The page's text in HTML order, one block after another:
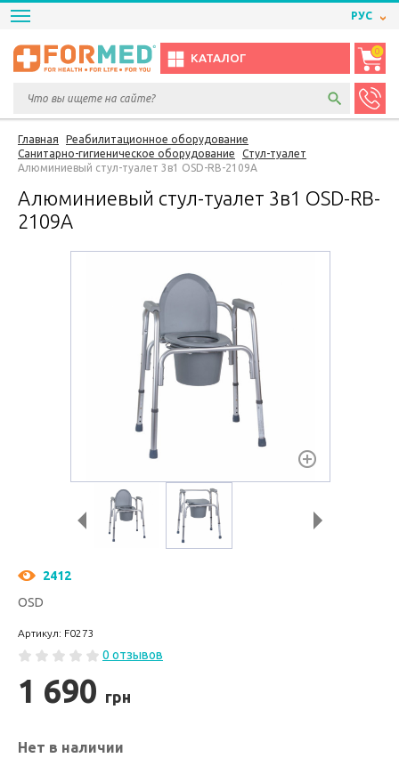
РУС
КАТАЛОГ
0
Главная
Реабилитационное оборудование
Санитарно-гигиеническое оборудование
Cтул-туалет
Алюминиевый стул-туалет 3в1 OSD-RB-2109A
Алюминиевый стул-туалет 3в1 OSD-RB-
2109A
2412
OSD
Артикул: F0273
0 отзывов
1 690 грн
Нет в наличии